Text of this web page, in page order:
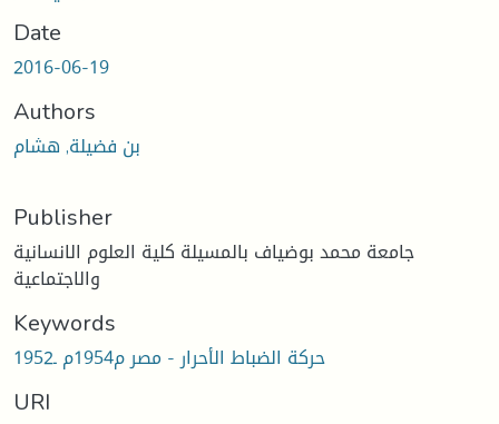
Date
2016-06-19
Authors
بن فضيلة, هشام
Publisher
جامعة محمد بوضياف بالمسيلة كلية العلوم الانسانية
والاجتماعية
Keywords
حركة الضباط الأحرار - مصر م1954م ـ1952
URI